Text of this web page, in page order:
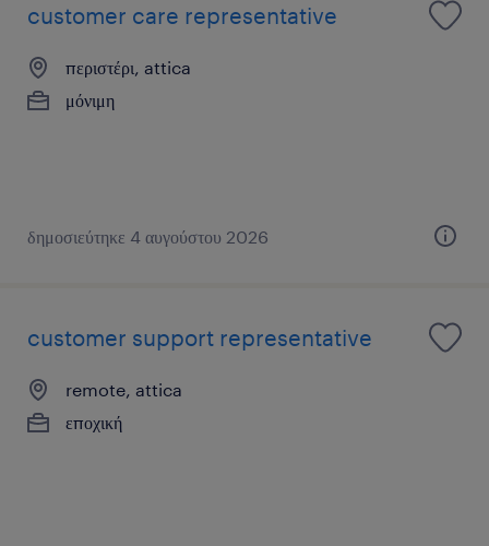
customer care representative
περιστέρι, attica
μόνιμη
δημοσιεύτηκε 4 αυγούστου 2026
customer support representative
remote, attica
εποχική